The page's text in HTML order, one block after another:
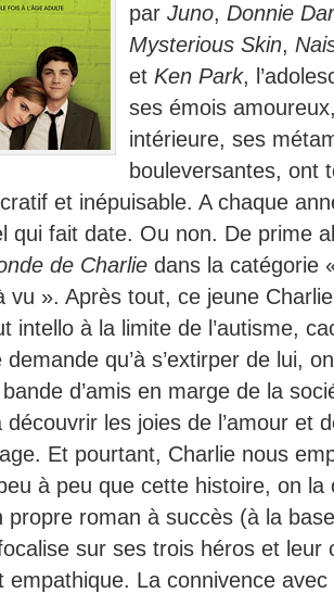
par Juno, Donnie
Mysterious Skin,
et Ken Park,
ses émois
intérieure, ses
bouleversantes, ont
et inépuisable. A chaque
qui fait date. Ou non. De prime
de Charlie dans la catégorie
vu ». Après tout, ce jeune
intello à la limite de l’autisme,
qu’à s’extirper de lui,
d’amis en marge de la
les joies de l’amour et
Et pourtant, Charlie nous
à peu que cette histoire, on
propre roman à succès (à la
sur ses trois héros et leur
empathique. La connivence